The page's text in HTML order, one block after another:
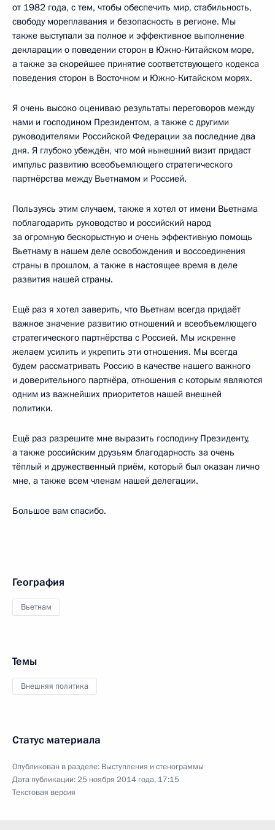
от 1982 года, с тем, чтобы обеспечить мир, стабильность,
свободу мореплавания и безопасность в регионе. Мы
также выступали за полное и эффективное выполнение
декларации о поведении сторон в Южно-Китайском море,
а также за скорейшее принятие соответствующего кодекса
поведения сторон в Восточном и Южно-Китайском морях.
Я очень высоко оцениваю результаты переговоров между
нами и господином Президентом, а также с другими
руководителями Российской Федерации за последние два
дня. Я глубоко убеждён, что мой нынешний визит придаст
импульс развитию всеобъемлющего стратегического
партнёрства между Вьетнамом и Россией.
Пользуясь этим случаем, также я хотел от имени Вьетнама
поблагодарить руководство и российский народ
за огромную бескорыстную и очень эффективную помощь
Вьетнаму в нашем деле освобождения и воссоединения
страны в прошлом, а также в настоящее время в деле
развития нашей страны.
Ещё раз я хотел заверить, что Вьетнам всегда придаёт
важное значение развитию отношений и всеобъемлющего
стратегического партнёрства с Россией. Мы искренне
желаем усилить и укрепить эти отношения. Мы всегда
будем рассматривать Россию в качестве нашего важного
и доверительного партнёра, отношения с которым являются
одним из важнейших приоритетов нашей внешней
политики.
Ещё раз разрешите мне выразить господину Президенту,
а также российским друзьям благодарность за очень
тёплый и дружественный приём, который был оказан лично
мне, а также всем членам нашей делегации.
Большое вам спасибо.
География
Вьетнам
Темы
Внешняя политика
Статус материала
Опубликован в разделе: Выступления и стенограммы
Дата публикации:25 ноября 2014 года, 17:15
Текстовая версия